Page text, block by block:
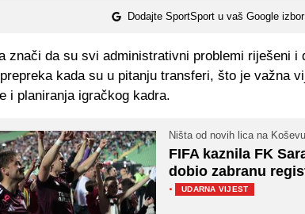
Dodajte SportSport u vaš Google izbor
znači da su svi administrativni problemi riješeni i
kada su u pitanju transferi, što je važna
i planiranja igračkog kadra.
Ništa od novih lica na
FIFA kaznila FK
dobio zabranu
·
UDARNA VIJEST